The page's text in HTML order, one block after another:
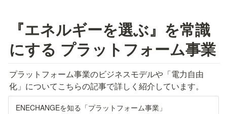
『エネルギーを選ぶ』を常識
にする プラットフォーム事業
プラットフォーム事業のビジネスモデルや「電力自由
化」についてこちらの記事で詳しく紹介しています。
ENECHANGEを知る「プラットフォーム事業」